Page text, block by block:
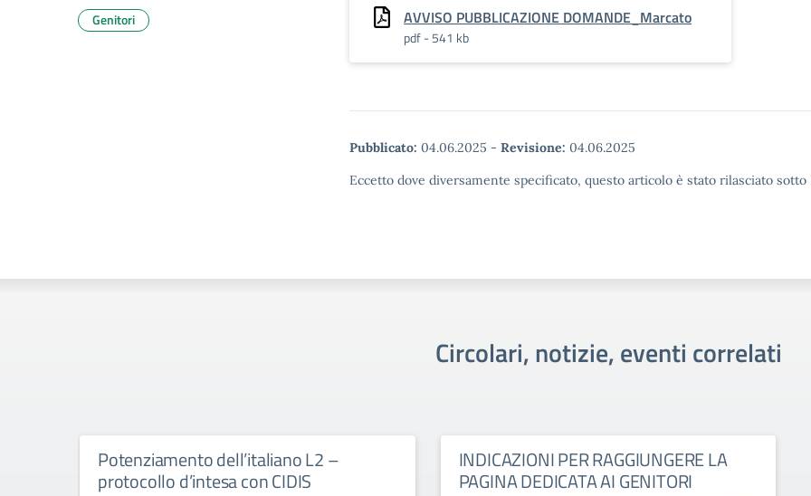
AVVISO PUBBLICAZIONE DOMANDE_Marcato
pdf - 541 kb
Pubblicato: 04.06.2025 - Revisione: 04.06.2025
Eccetto dove diversamente specificato, questo articolo è stato rilasciato
Genitori
Circolari, notizie, eventi correlati
Potenziamento dell’italiano L2 –
protocollo d’intesa con CIDIS
INDICAZIONI PER RAGGIUNGERE LA
PAGINA DEDICATA AI GENITORI